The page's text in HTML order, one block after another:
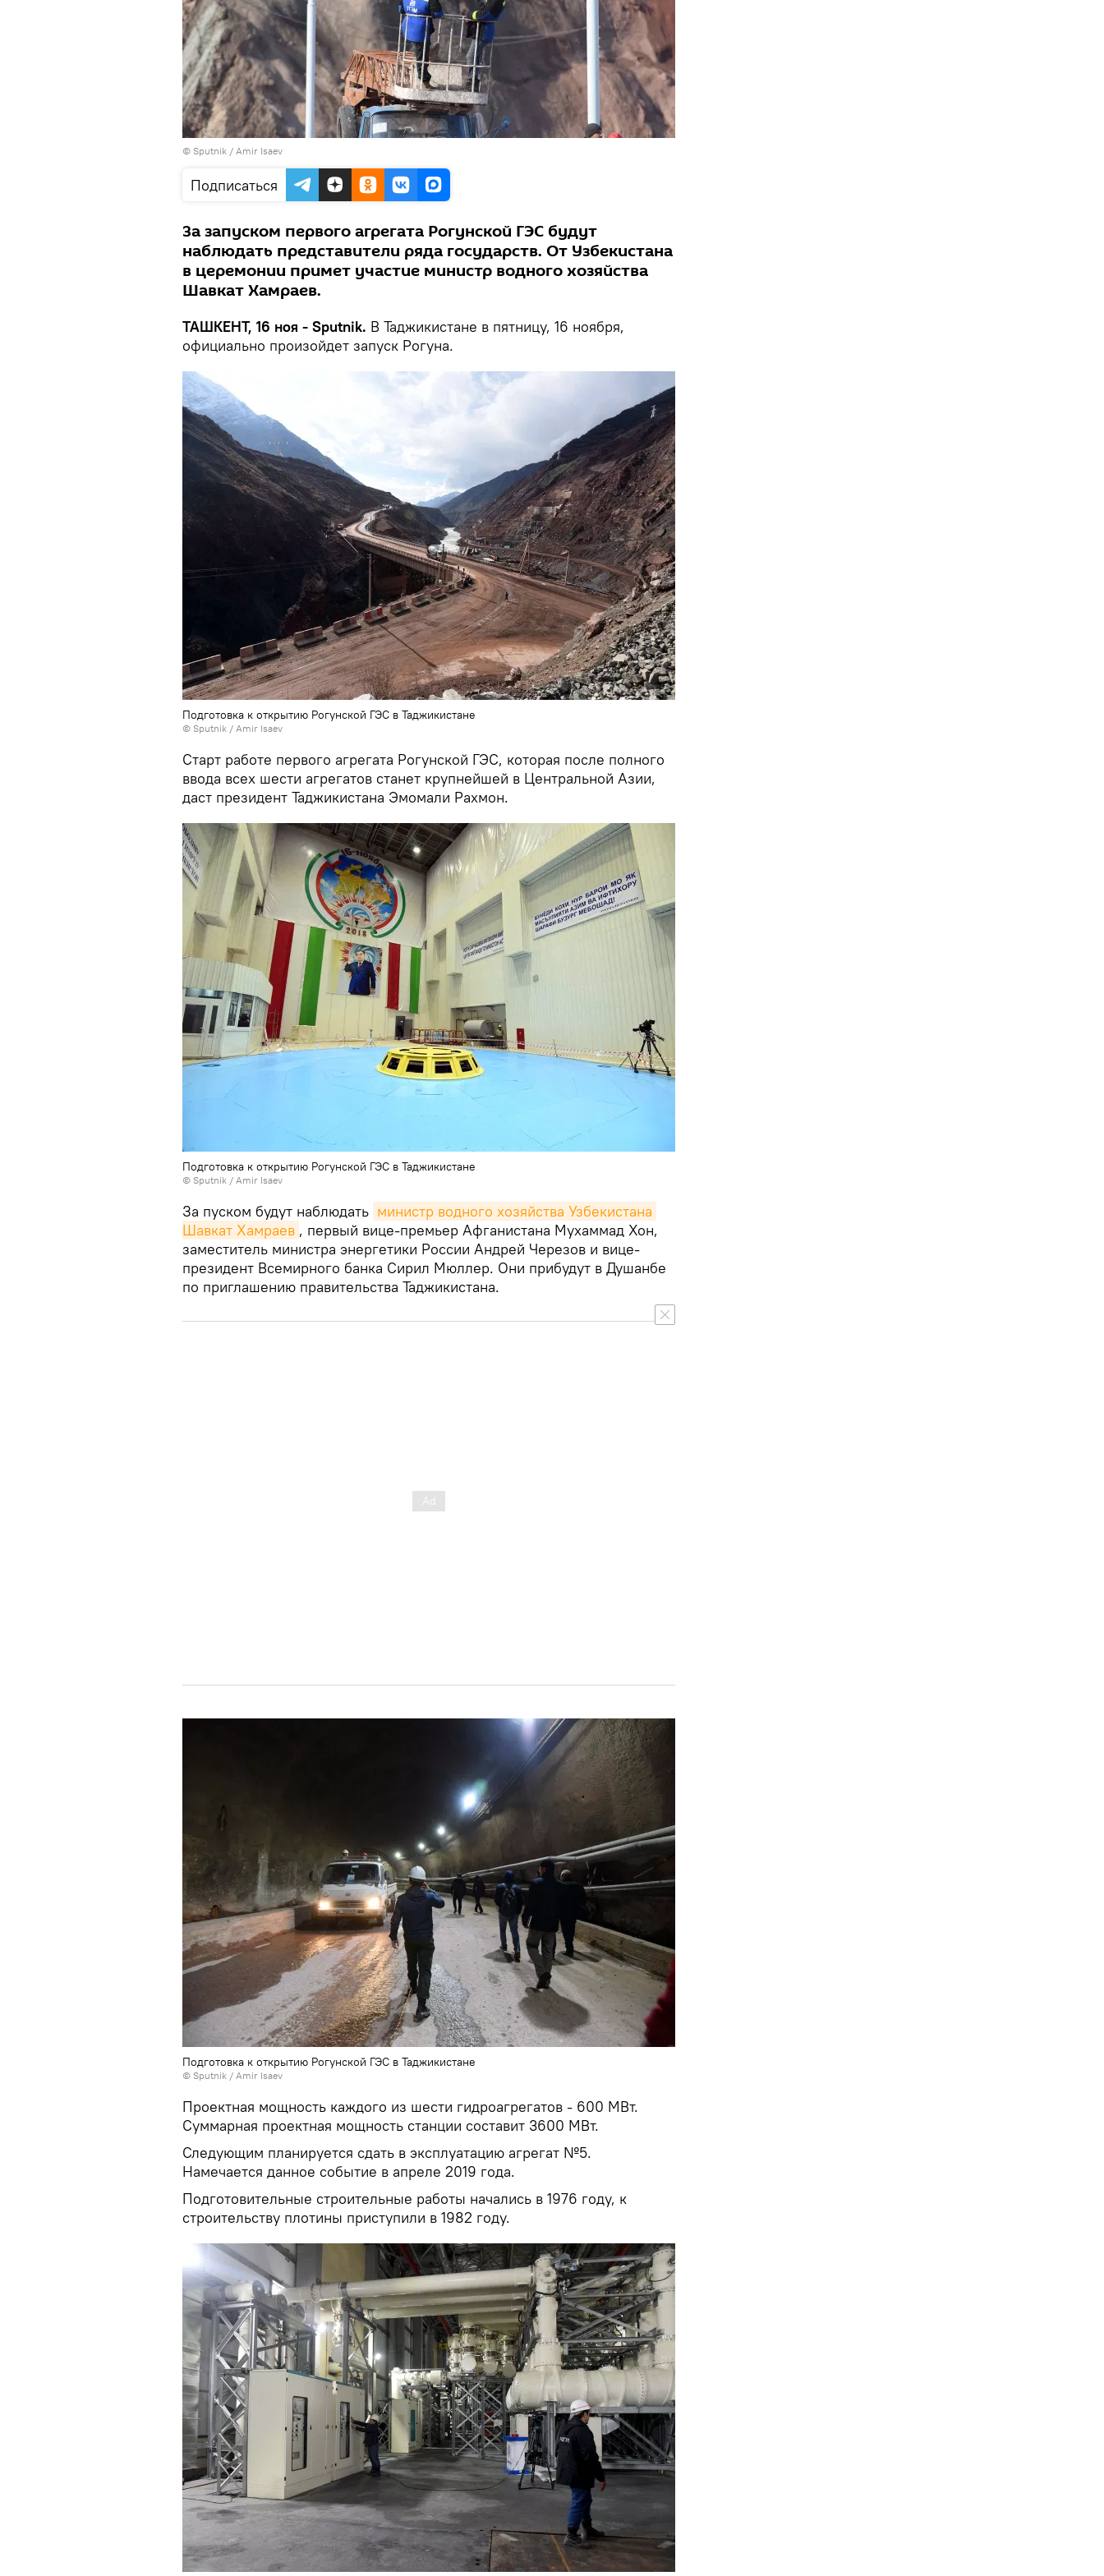
© Sputnik / Amir Isaev
Подписаться
За запуском первого агрегата Рогунской ГЭС будут
наблюдать представители ряда государств. От Узбекистана
в церемонии примет участие министр водного хозяйства
Шавкат Хамраев.
ТАШКЕНТ, 16 ноя - Sputnik. В Таджикистане в пятницу, 16 ноября,
официально произойдет запуск Рогуна.
Подготовка к открытию Рогунской ГЭС в Таджикистане
© Sputnik / Amir Isaev
Старт работе первого агрегата Рогунской ГЭС, которая после полного
ввода всех шести агрегатов станет крупнейшей в Центральной Азии,
даст президент Таджикистана Эмомали Рахмон.
Подготовка к открытию Рогунской ГЭС в Таджикистане
© Sputnik / Amir Isaev
За пуском будут наблюдать министр водного хозяйства Узбекистана
Шавкат Хамраев , первый вице-премьер Афганистана Мухаммад Хон,
заместитель министра энергетики России Андрей Черезов и вице-
президент Всемирного банка Сирил Мюллер. Они прибудут в Душанбе
по приглашению правительства Таджикистана.
Подготовка к открытию Рогунской ГЭС в Таджикистане
© Sputnik / Amir Isaev
Проектная мощность каждого из шести гидроагрегатов - 600 МВт.
Суммарная проектная мощность станции составит 3600 МВт.
Следующим планируется сдать в эксплуатацию агрегат №5.
Намечается данное событие в апреле 2019 года.
Подготовительные строительные работы начались в 1976 году, к
строительству плотины приступили в 1982 году.